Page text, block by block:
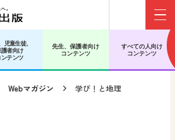
動
児童生徒、
護者向け
ンテンツ
先生、保護者向け
コンテンツ
すべての人向け
コンテンツ
Webマガジン 学び！と地理